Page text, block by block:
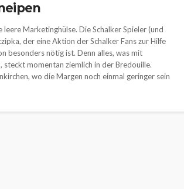
Marketinghülse. Die Schalker Spieler (und
der eine Aktion der Schalker Fans zur Hilfe
besonders nötig ist. Denn alles, was mit
momentan ziemlich in der Bredouille.
wo die Margen noch einmal geringer sein